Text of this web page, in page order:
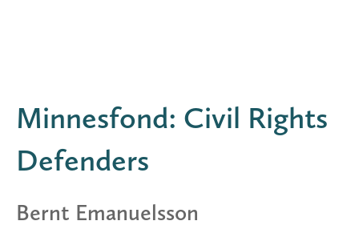
Minnesfond: Civil Rights
Defenders
Bernt Emanuelsson